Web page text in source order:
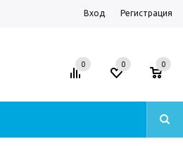
Вход Регистрация
0 0 0